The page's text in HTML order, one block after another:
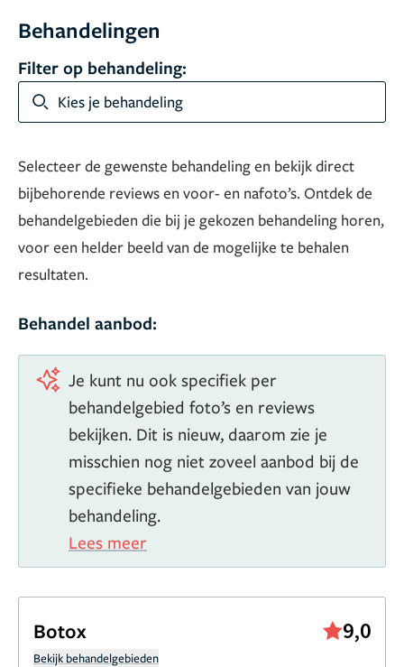
Behandelingen
Filter op behandeling:
Kies je behandeling
Selecteer de gewenste behandeling en bekijk direct
bijbehorende reviews en voor- en nafoto’s. Ontdek de
behandelgebieden die bij je gekozen behandeling horen,
voor een helder beeld van de mogelijke te behalen
resultaten.
Behandel aanbod:
Je kunt nu ook specifiek per
behandelgebied foto’s en reviews
bekijken. Dit is nieuw, daarom zie je
misschien nog niet zoveel aanbod bij de
specifieke behandelgebieden van jouw
behandeling.
Lees meer
Botox 9,0
Bekijk behandelgebieden